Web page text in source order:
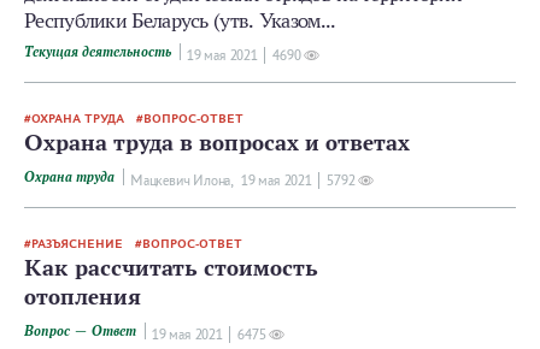
Республики Беларусь (утв. Указом...
Текущая деятельность 19 мая 2021 4690
ОХРАНА ТРУДА ВОПРОС-ОТВЕТ
Охрана труда в вопросах и ответах
Охрана труда Мацкевич Илона, 19 мая 2021 5792
РАЗЪЯСНЕНИЕ ВОПРОС-ОТВЕТ
Как рассчитать стоимость
отопления
Вопрос — Ответ 19 мая 2021 6475